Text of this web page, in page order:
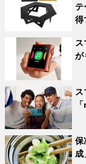
テ
得
が
保
成